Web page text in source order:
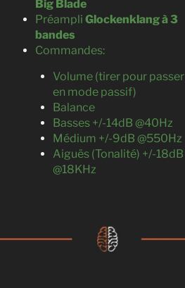
Big Blade
Préampli Glockenklang à 3
bandes
Commandes:
Volume (tirer pour passer
en mode passif)
Balance
Basses +/-14dB @40Hz
Médium +/-9dB @550Hz
Aiguës (Tonalité) +/-18dB
@18KHz